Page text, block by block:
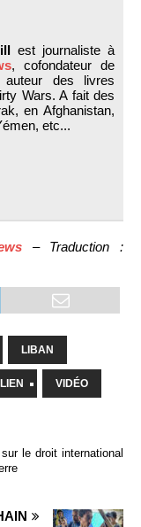
est journaliste à
, cofondateur de
des livres
Wars. A fait des
en Afghanistan,
etc...
– Traduction :
LIBAN
VIDÉO
le droit international